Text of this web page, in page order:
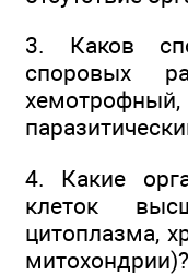
3. Каков
споровых
4. Какие
клеток
цитоплазма,
митохондрии)?